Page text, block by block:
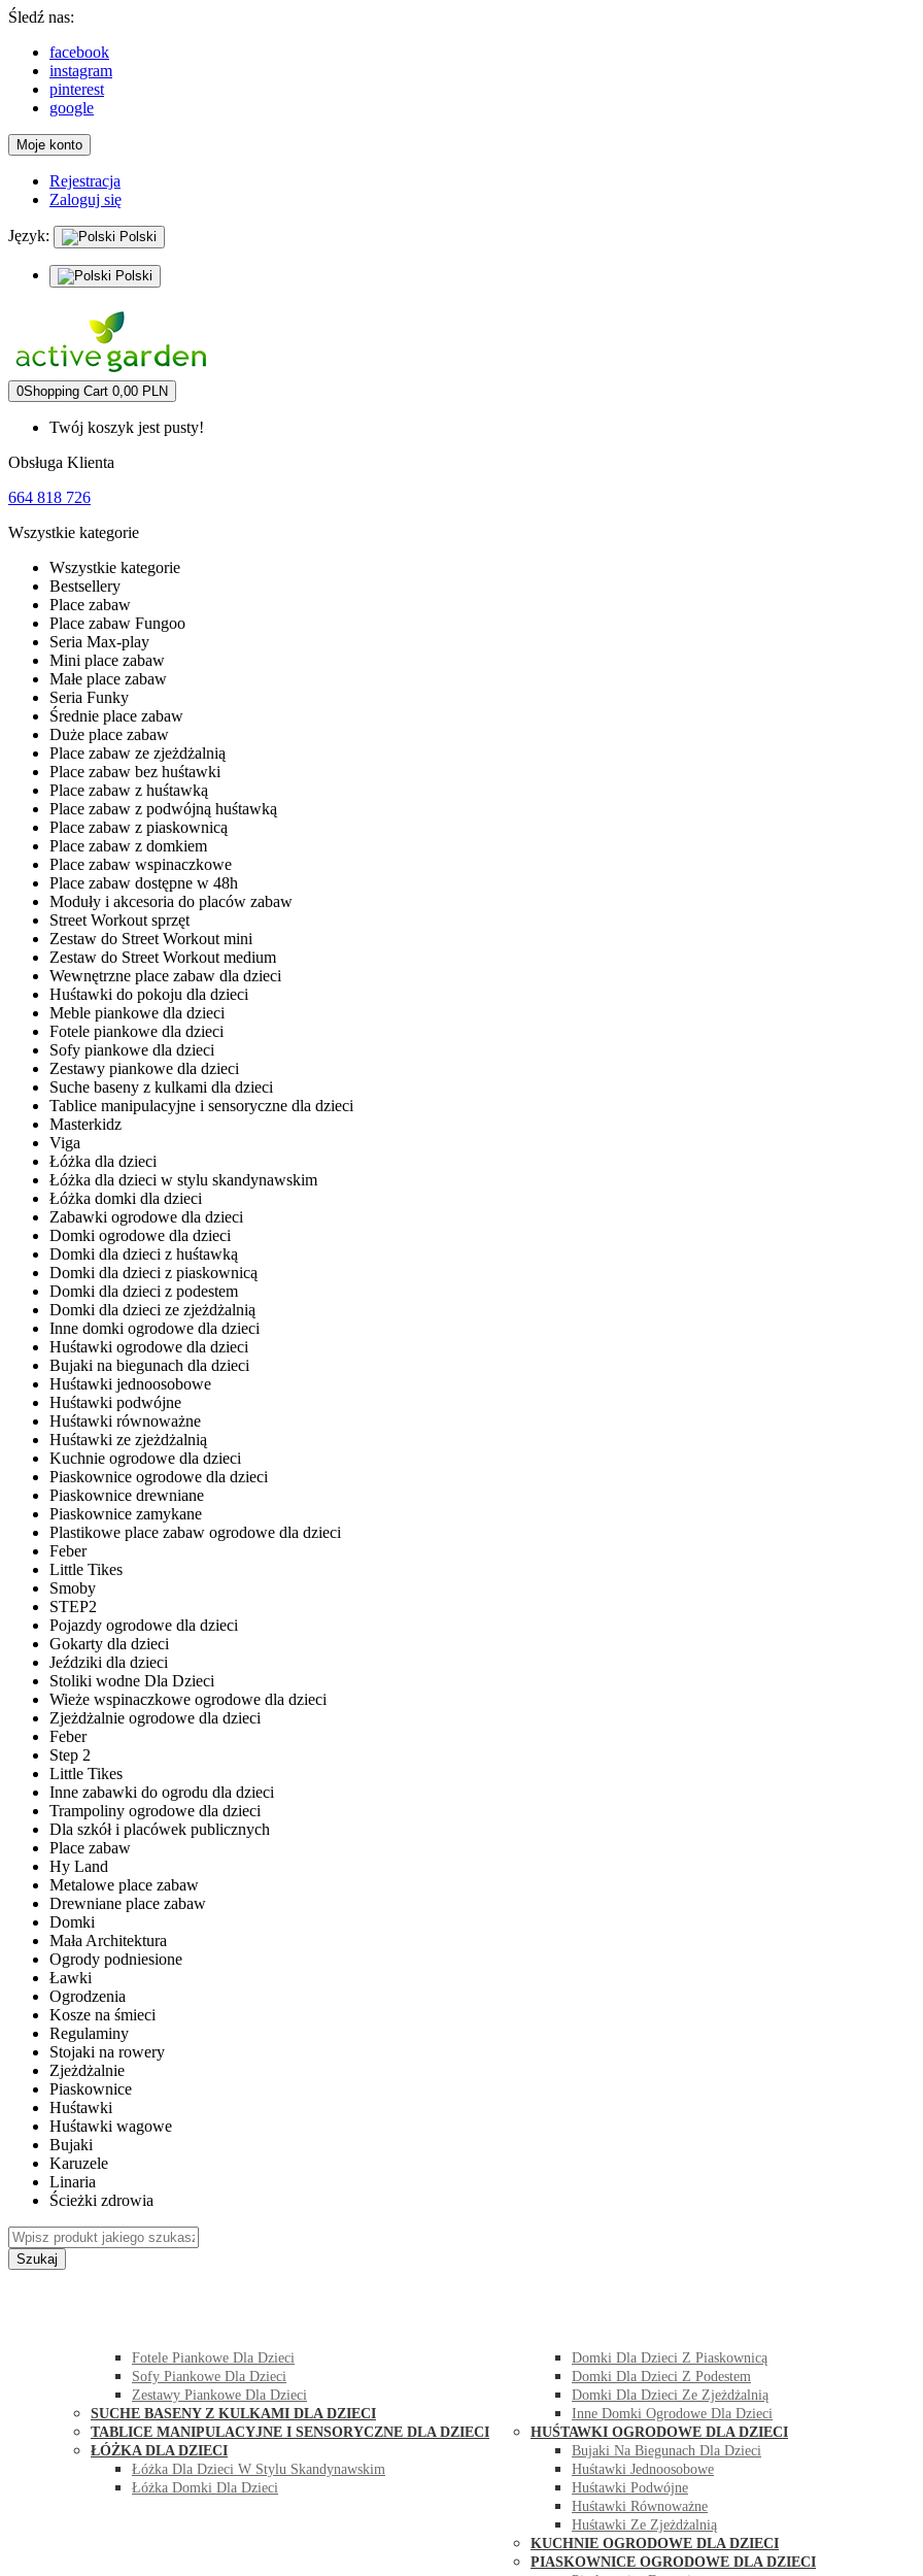
Śledź nas:
facebook
instagram
pinterest
google
Moje konto
Rejestracja
Zaloguj się
Język: Polski
Polski
0Shopping Cart 0,00 PLN
Twój koszyk jest pusty!
Obsługa Klienta
664 818 726
Wszystkie kategorie
Wszystkie kategorie
Bestsellery
Place zabaw
Place zabaw Fungoo
Seria Max-play
Mini place zabaw
Małe place zabaw
Seria Funky
Średnie place zabaw
Duże place zabaw
Place zabaw ze zjeżdżalnią
Place zabaw bez huśtawki
Place zabaw z huśtawką
Place zabaw z podwójną huśtawką
Place zabaw z piaskownicą
Place zabaw z domkiem
Place zabaw wspinaczkowe
Place zabaw dostępne w 48h
Moduły i akcesoria do placów zabaw
Street Workout sprzęt
Zestaw do Street Workout mini
Zestaw do Street Workout medium
Wewnętrzne place zabaw dla dzieci
Huśtawki do pokoju dla dzieci
Meble piankowe dla dzieci
Fotele piankowe dla dzieci
Sofy piankowe dla dzieci
Zestawy piankowe dla dzieci
Suche baseny z kulkami dla dzieci
Tablice manipulacyjne i sensoryczne dla dzieci
Masterkidz
Viga
Łóżka dla dzieci
Łóżka dla dzieci w stylu skandynawskim
Łóżka domki dla dzieci
Zabawki ogrodowe dla dzieci
Domki ogrodowe dla dzieci
Domki dla dzieci z huśtawką
Domki dla dzieci z piaskownicą
Domki dla dzieci z podestem
Domki dla dzieci ze zjeżdżalnią
Inne domki ogrodowe dla dzieci
Huśtawki ogrodowe dla dzieci
Bujaki na biegunach dla dzieci
Huśtawki jednoosobowe
Huśtawki podwójne
Huśtawki równoważne
Huśtawki ze zjeżdżalnią
Kuchnie ogrodowe dla dzieci
Piaskownice ogrodowe dla dzieci
Piaskownice drewniane
Piaskownice zamykane
Plastikowe place zabaw ogrodowe dla dzieci
Feber
Little Tikes
Smoby
STEP2
Pojazdy ogrodowe dla dzieci
Gokarty dla dzieci
Jeździki dla dzieci
Stoliki wodne Dla Dzieci
Wieże wspinaczkowe ogrodowe dla dzieci
Zjeżdżalnie ogrodowe dla dzieci
Feber
Step 2
Little Tikes
Inne zabawki do ogrodu dla dzieci
Trampoliny ogrodowe dla dzieci
Dla szkół i placówek publicznych
Place zabaw
Hy Land
Metalowe place zabaw
Drewniane place zabaw
Domki
Mała Architektura
Ogrody podniesione
Ławki
Ogrodzenia
Kosze na śmieci
Regulaminy
Stojaki na rowery
Zjeżdżalnie
Piaskownice
Huśtawki
Huśtawki wagowe
Bujaki
Karuzele
Linaria
Ścieżki zdrowia
Szukaj
Fotele Piankowe Dla Dzieci
Sofy Piankowe Dla Dzieci
Zestawy Piankowe Dla Dzieci
SUCHE BASENY Z KULKAMI DLA DZIECI
TABLICE MANIPULACYJNE I SENSORYCZNE DLA DZIECI
ŁÓŻKA DLA DZIECI
Łóżka Dla Dzieci W Stylu Skandynawskim
Łóżka Domki Dla Dzieci
Domki Dla Dzieci Z Piaskownicą
Domki Dla Dzieci Z Podestem
Domki Dla Dzieci Ze Zjeżdżalnią
Inne Domki Ogrodowe Dla Dzieci
HUŚTAWKI OGRODOWE DLA DZIECI
Bujaki Na Biegunach Dla Dzieci
Huśtawki Jednoosobowe
Huśtawki Podwójne
Huśtawki Równoważne
Huśtawki Ze Zjeżdżalnią
KUCHNIE OGRODOWE DLA DZIECI
PIASKOWNICE OGRODOWE DLA DZIECI